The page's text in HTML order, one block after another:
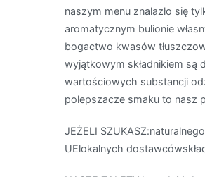
naszym menu znalazło się
aromatycznym bulionie
bogactwo kwasów
wyjątkowym składnikiem są
wartościowych substancji
polepszacze smaku to nasz
JEŻELI
UElokalnych